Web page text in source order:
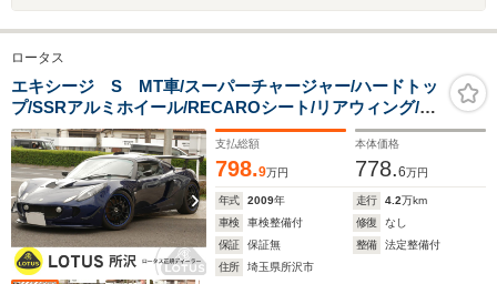
ロータス
エキシージ S MT車/スーパーチャージャー/ハードトッ
プ/SSRアルミホイール/RECAROシート/リアウィング/チ
タン製マフラー/TODAオイルポンプ/OSクラッチ/フロン
トフラップ/エアコン/オーディオ/社外サスペンション
支払総額
798.9万円
本体価格
778.6万円
年式 2009年 走行 4.2万km
車検
車検整備付 修復
なし
保証
保証無 整備
法定整備付
住所
埼玉県所沢市